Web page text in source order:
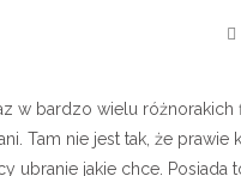
w bardzo wielu
Tam nie jest tak, że
ubranie jakie chce.